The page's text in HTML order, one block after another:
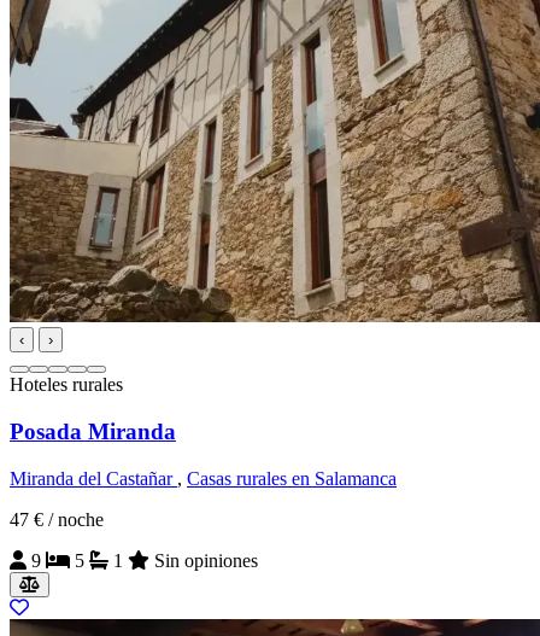
‹ ›
Hoteles rurales
Posada Miranda
Miranda del Castañar , Casas rurales en Salamanca
47 € / noche
9
5 1 Sin opiniones